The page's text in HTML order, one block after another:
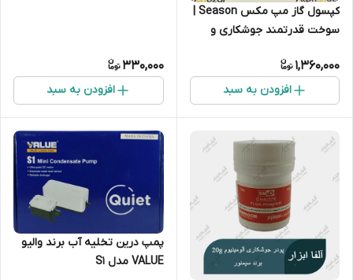
کپسول گاز مپ مکس Season |
سوخت قدرتمند جوشکاری و
1,360,000
افزودن به سبد
330,000
افزودن به سبد
پمپ درین تخلیه آب برند والیو
VALUE مدل S1